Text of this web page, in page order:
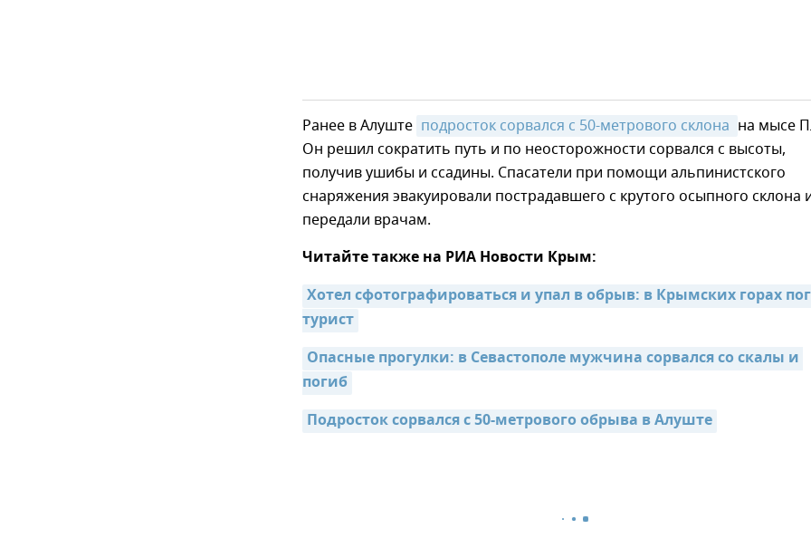
Ранее в Алуште подросток сорвался с 50-метрового склона на мысе
Он решил сократить путь и по неосторожности сорвался с высоты,
получив ушибы и ссадины. Спасатели при помощи альпинистского
снаряжения эвакуировали пострадавшего с крутого осыпного склона
передали врачам.
Читайте также на РИА Новости Крым:
Хотел сфотографироваться и упал в обрыв: в Крымских горах
турист
Опасные прогулки: в Севастополе мужчина сорвался со скалы и
погиб
Подросток сорвался с 50-метрового обрыва в Алуште